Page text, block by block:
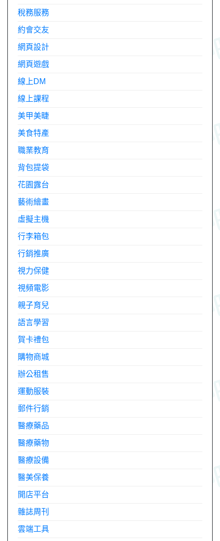
稅務服務
約會交友
網頁設計
網頁遊戲
線上DM
線上課程
美甲美睫
美食特產
職業教育
背包提袋
花園露台
藝術繪畫
虛擬主機
行李箱包
行銷推廣
視力保健
視頻電影
親子育兒
語言學習
賀卡禮包
購物商城
辦公租售
運動服裝
郵件行銷
醫療藥品
醫療藥物
醫療設備
醫美保養
開店平台
雜誌周刊
雲端工具